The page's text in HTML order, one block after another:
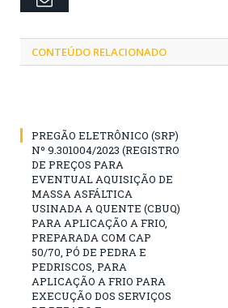
CONTEÚDO RELACIONADO
PREGÃO ELETRÔNICO (SRP)
Nº 9.301004/2023 (REGISTRO
DE PREÇOS PARA
EVENTUAL AQUISIÇÃO DE
MASSA ASFÁLTICA
USINADA A QUENTE (CBUQ)
PARA APLICAÇÃO A FRIO,
PREPARADA COM CAP
50/70, PÓ DE PEDRA E
PEDRISCOS, PARA
APLICAÇÃO A FRIO PARA
EXECUÇÃO DOS SERVIÇOS